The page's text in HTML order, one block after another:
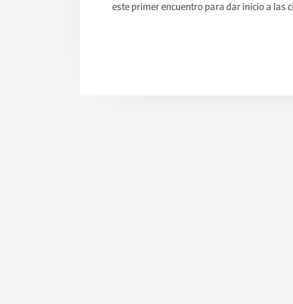
este primer encuentro para dar inicio a las